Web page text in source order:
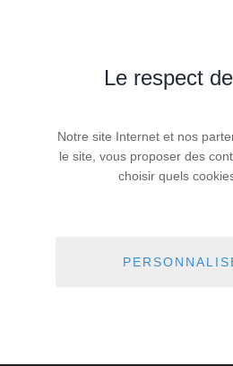
de
Le respect
Notre site Internet et nos
le site, vous proposer des
choisir quels